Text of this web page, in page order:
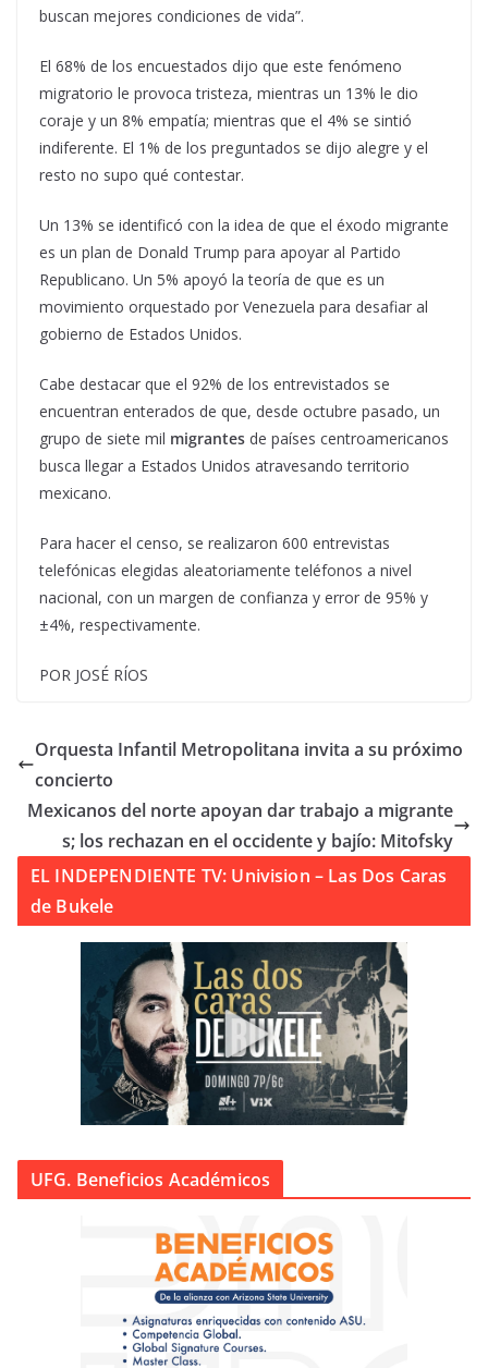
buscan mejores condiciones de vida”.
El 68% de los encuestados dijo que este fenómeno
migratorio le provoca tristeza, mientras un 13% le dio
coraje y un 8% empatía; mientras que el 4% se sintió
indiferente. El 1% de los preguntados se dijo alegre y el
resto no supo qué contestar.
Un 13% se identificó con la idea de que el éxodo migrante
es un plan de Donald Trump para apoyar al Partido
Republicano. Un 5% apoyó la teoría de que es un
movimiento orquestado por Venezuela para desafiar al
gobierno de Estados Unidos.
Cabe destacar que el 92% de los entrevistados se
encuentran enterados de que, desde octubre pasado, un
grupo de siete mil migrantes de países centroamericanos
busca llegar a Estados Unidos atravesando territorio
mexicano.
Para hacer el censo, se realizaron 600 entrevistas
telefónicas elegidas aleatoriamente teléfonos a nivel
nacional, con un margen de confianza y error de 95% y
±4%, respectivamente.
POR JOSÉ RÍOS
Orquesta Infantil Metropolitana invita a su próximo
concierto
Mexicanos del norte apoyan dar trabajo a migrante
s; los rechazan en el occidente y bajío: Mitofsky
EL INDEPENDIENTE TV: Univision – Las Dos Caras
de Bukele
UFG. Beneficios Académicos